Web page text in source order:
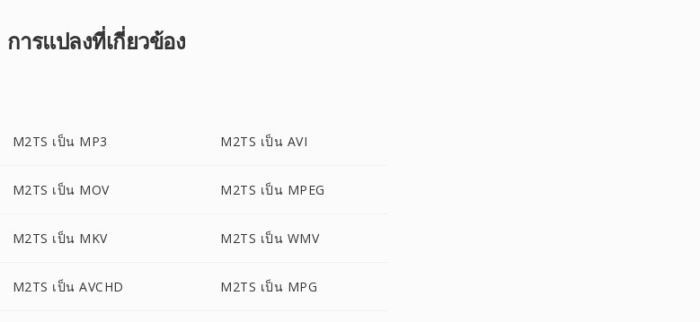
การแปลงที่เกี่ยวข้อง
M2TS เป็น MP3 M2TS เป็น AVI
M2TS เป็น MOV M2TS เป็น MPEG
M2TS เป็น MKV M2TS เป็น WMV
M2TS เป็น AVCHD M2TS เป็น MPG